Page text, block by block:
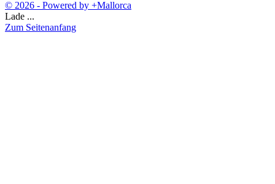
© 2026 - Powered by +Mallorca
Lade ...
Zum Seitenanfang